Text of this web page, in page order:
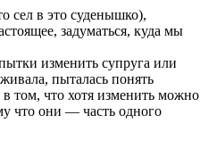
сел в это суденышко),
задуматься, куда мы
изменить супруга или
пыталась понять
том, что хотя изменить можно
что они — часть одного